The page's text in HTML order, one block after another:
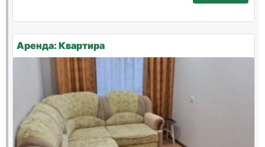
Аренда: Квартира